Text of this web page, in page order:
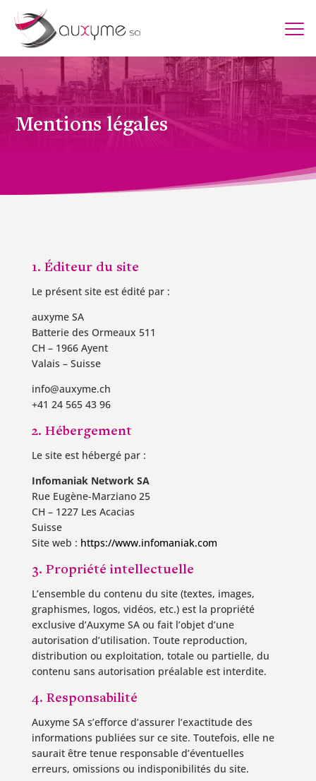
Mentions légales
1. Éditeur du site
Le présent site est édité par :
auxyme SA
Batterie des Ormeaux 511
CH – 1966 Ayent
Valais – Suisse
info@auxyme.ch
+41 24 565 43 96
2. Hébergement
Le site est hébergé par :
Infomaniak Network SA
Rue Eugène-Marziano 25
CH – 1227 Les Acacias
Suisse
Site web : https://www.infomaniak.com
3. Propriété intellectuelle
L’ensemble du contenu du site (textes, images,
graphismes, logos, vidéos, etc.) est la propriété
exclusive d’Auxyme SA ou fait l’objet d’une
autorisation d’utilisation. Toute reproduction,
distribution ou exploitation, totale ou partielle, du
contenu sans autorisation préalable est interdite.
4. Responsabilité
Auxyme SA s’efforce d’assurer l’exactitude des
informations publiées sur ce site. Toutefois, elle ne
saurait être tenue responsable d’éventuelles
erreurs, omissions ou indisponibilités du site.